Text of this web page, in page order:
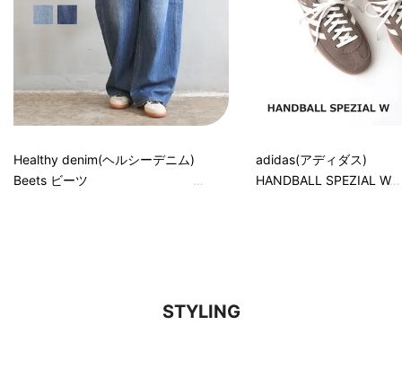
Healthy denim(ヘルシーデニム)
Beets ビーツ
adidas(アディダス)
HANDBALL SPEZIAL W
STYLING